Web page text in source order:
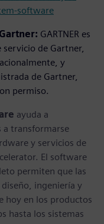
software
GARTNER es
de Gartner,
y
de Gartner,
permiso.
ayuda a
a transformarse
y servicios de
El software
permiten que las
ingeniería y
hoy en los productos
hasta los sistemas